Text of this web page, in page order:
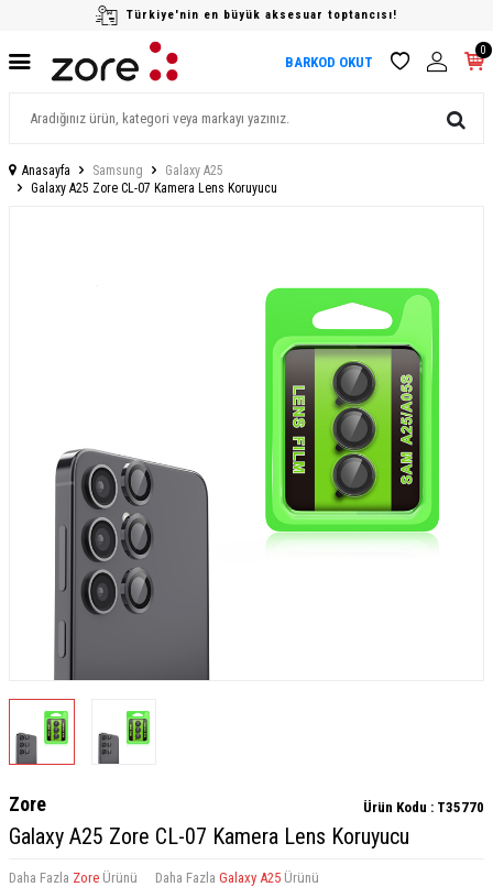
Türkiye'nin en büyük aksesuar toptancısı!
BARKOD OKUT
0
Anasayfa Samsung
Galaxy A25
Galaxy A25 Zore CL-07 Kamera Lens Koruyucu
Zore Ürün Kodu : T35770
Galaxy A25 Zore CL-07 Kamera Lens Koruyucu
Daha Fazla Zore Ürünü Daha Fazla Galaxy A25 Ürünü